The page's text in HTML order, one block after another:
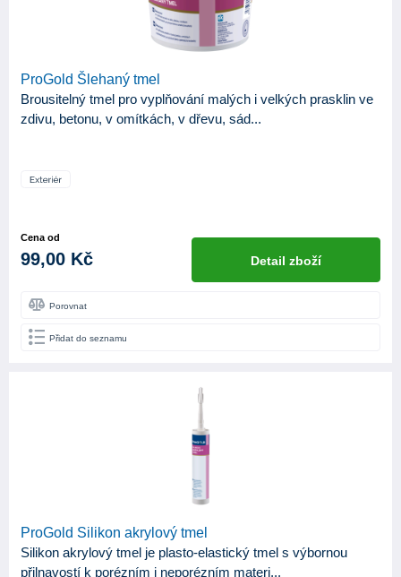
ProGold Šlehaný tmel
Brousitelný tmel pro vyplňování malých i velkých prasklin ve
zdivu, betonu, v omítkách, v dřevu, sád...
Cena od
99,00 Kč Detail zboží
Porovnat
Přidat do seznamu
ProGold Silikon akrylový tmel
Silikon akrylový tmel je plasto-elastický tmel s výbornou
přilnavostí k porézním i neporézním materi...